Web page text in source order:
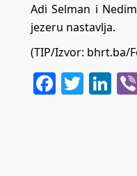
Adi Selman i
jezeru nastavlja.
(TIP/Izvor: bhrt.ba/